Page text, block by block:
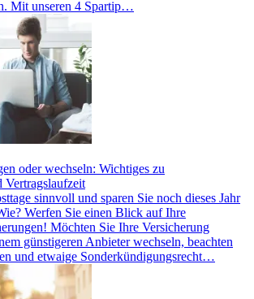
Mit unseren 4 Spartip…
oder wechseln: Wichtiges zu
sinnvoll und sparen Sie noch dieses Jahr
Werfen Sie einen Blick auf Ihre
Möchten Sie Ihre Versicherung
günstigeren Anbieter wechseln, beachten
und etwaige Sonderkündigungsrecht…